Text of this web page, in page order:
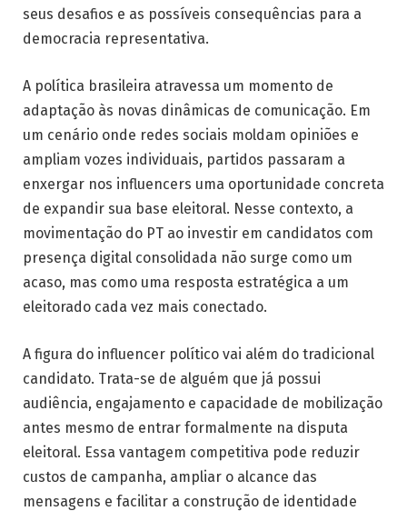
seus desafios e as possíveis consequências para a
democracia representativa.
A política brasileira atravessa um momento de
adaptação às novas dinâmicas de comunicação. Em
um cenário onde redes sociais moldam opiniões e
ampliam vozes individuais, partidos passaram a
enxergar nos influencers uma oportunidade concreta
de expandir sua base eleitoral. Nesse contexto, a
movimentação do PT ao investir em candidatos com
presença digital consolidada não surge como um
acaso, mas como uma resposta estratégica a um
eleitorado cada vez mais conectado.
A figura do influencer político vai além do tradicional
candidato. Trata-se de alguém que já possui
audiência, engajamento e capacidade de mobilização
antes mesmo de entrar formalmente na disputa
eleitoral. Essa vantagem competitiva pode reduzir
custos de campanha, ampliar o alcance das
mensagens e facilitar a construção de identidade